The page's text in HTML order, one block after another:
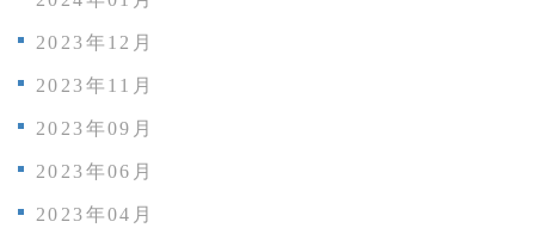
2023年12月
2023年11月
2023年09月
2023年06月
2023年04月